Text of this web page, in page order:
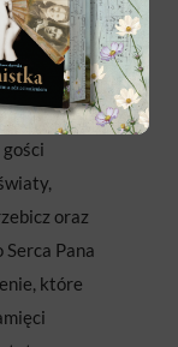
oraz
Pana
które